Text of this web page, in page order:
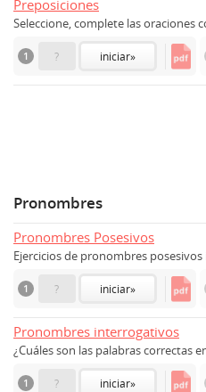
Preposiciones
Seleccione, complete las oraciones
1 ? iniciar»
Pronombres
Pronombres Posesivos
Ejercicios de pronombres
1 ? iniciar»
Pronombres interrogativos
¿Cuáles son las palabras correctas
1 ? iniciar»